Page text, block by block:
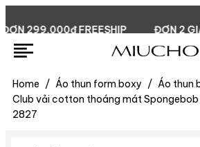
299.000đ FREESHIP ĐƠN 2
Home / Áo thun form boxy / Áo thun
Club vải cotton thoáng mát Spongebob
2827